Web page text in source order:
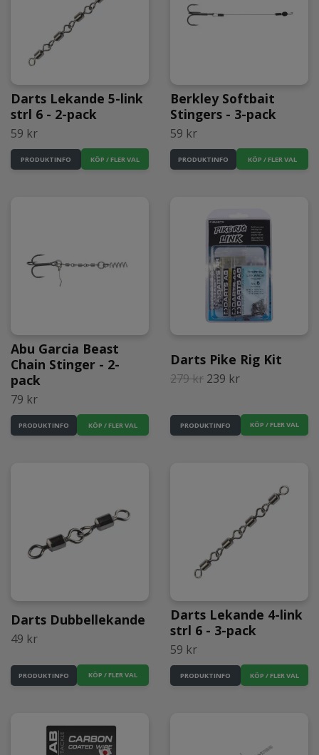
Darts Lekande 5-link
strl 6 - 2-pack
59 kr
PRODUKTINFO
Berkley Softbait
Stingers - 3-pack
59 kr
PRODUKTINFO KÖP / FLER VAL
Abu Garcia Beast
Chain Stinger - 2-
pack
79 kr
PRODUKTINFO KÖP / FLER VAL
Darts Pike Rig Kit
279 kr 239 kr
PRODUKTINFO
Darts Dubbellekande
49 kr
PRODUKTINFO KÖP / FLER VAL
Darts Lekande 4-link
strl 6 - 3-pack
59 kr
PRODUKTINFO